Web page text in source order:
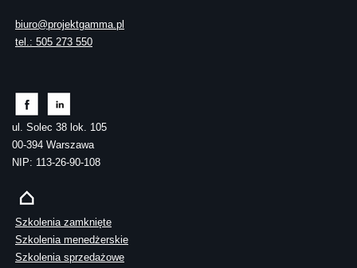
biuro@projektgamma.pl
tel.: 505 273 550
ul. Solec 38 lok. 105
00-394 Warszawa
NIP: 113-26-90-108
Szkolenia zamknięte
Szkolenia menedżerskie
Szkolenia sprzedażowe